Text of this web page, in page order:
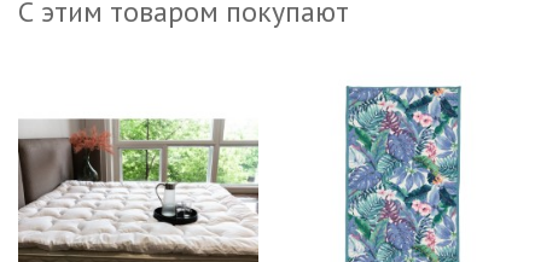
С этим товаром покупают